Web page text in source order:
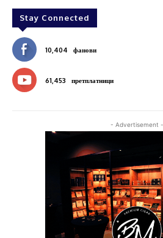
Stay Connected
10,404 фанови
61,453 претплатници
- Advertisement -